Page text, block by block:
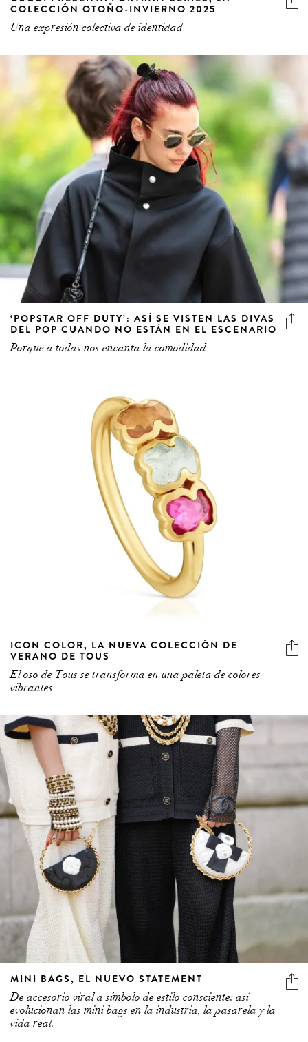
COLECCIÓN OTOÑO-INVIERNO 2025
Una expresión colectiva de identidad
‘POPSTAR OFF DUTY’: ASÍ SE VISTEN LAS DIVAS
DEL POP CUANDO NO ESTÁN EN EL ESCENARIO
Porque a todas nos encanta la comodidad
ICON COLOR, LA NUEVA COLECCIÓN DE
VERANO DE TOUS
El oso de Tous se transforma en una paleta de colores
vibrantes
MINI BAGS, EL NUEVO STATEMENT
De accesorio viral a símbolo de estilo consciente: así
evolucionan las mini bags en la industria, la pasarela y la
vida real.